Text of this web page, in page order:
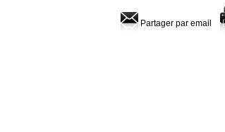
Partager par email